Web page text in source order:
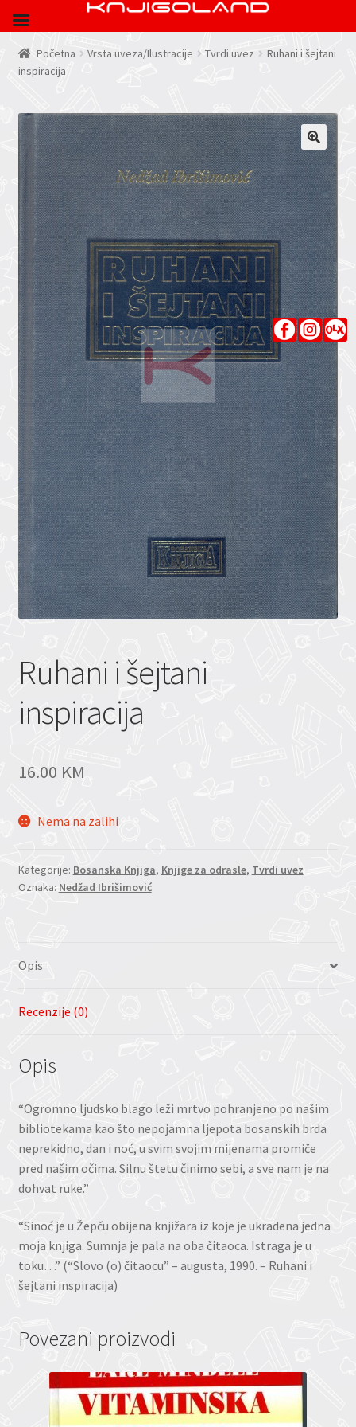
Početna Vrsta uveza/Ilustracije Tvrdi uvez
Ruhani i šejtani
inspiracija
Ruhani i šejtani
inspiracija
16.00 KM
Nema na zalihi
Kategorije: Bosanska Knjiga, Knjige za odrasle, Tvrdi uvez
Oznaka: Nedžad Ibrišimović
Opis
Recenzije (0)
Opis
“Ogromno ljudsko blago leži mrtvo pohranjeno po našim
bibliotekama kao što nepojamna ljepota bosanskih brda
neprekidno, dan i noć, u svim svojim mijenama promiče
pred našim očima. Silnu štetu činimo sebi, a sve nam je na
dohvat ruke.”
“Sinoć je u Žepču obijena knjižara iz koje je ukradena jedna
moja knjiga. Sumnja je pala na oba čitaoca. Istraga je u
toku…” (“Slovo (o) čitaocu” – augusta, 1990. – Ruhani i
šejtani inspiracija)
Povezani proizvodi